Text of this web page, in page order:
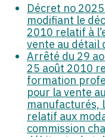
Décret no
modifiant le
2010 relatif à
vente au détail
Arrêté du 29
25 août 2010
formation
pour la vente
manufacturés,
relatif aux
commission